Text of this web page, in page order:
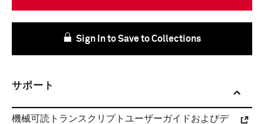
Sign In to Save to Collections
サポート
機械可読トランスクリプトユーザーガイドおよびデ